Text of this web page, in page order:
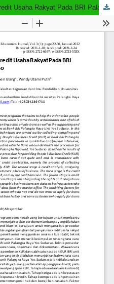
Analisis Prosedur Pemberian Kredit Usaha Rakyat Pada BRI Palangka Raya Unit Yos Sudarso